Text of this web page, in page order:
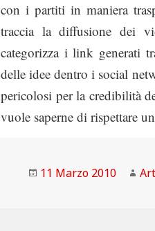
con i partiti in maniera
traccia la diffusione dei
categorizza i link generati
delle idee dentro i social
pericolosi per la credibilità
vuole saperne di rispettare
Scritto
11 Marzo 2010